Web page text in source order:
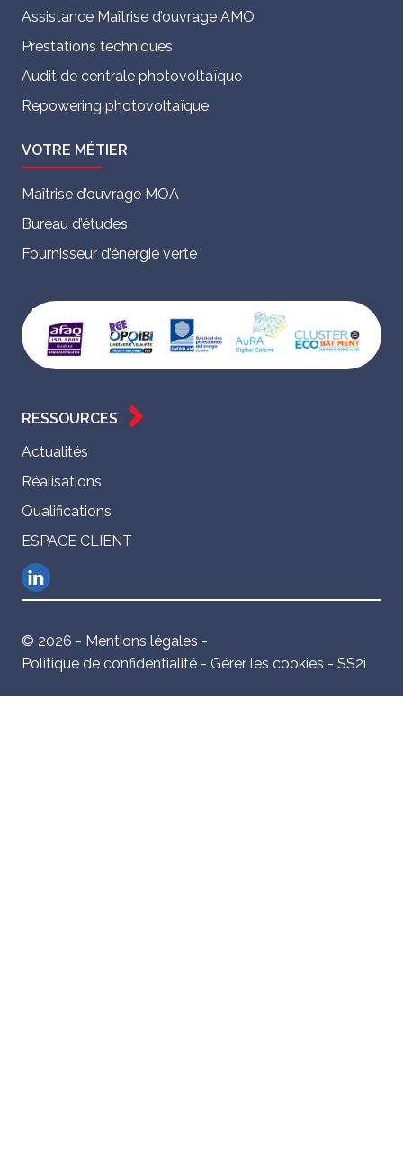
Assistance Maîtrise d’ouvrage AMO
Prestations techniques
Audit de centrale photovoltaïque
Repowering photovoltaïque
VOTRE MÉTIER
Maîtrise d’ouvrage MOA
Bureau d’études
Fournisseur d’énergie verte
RESSOURCES
Actualités
Réalisations
Qualifications
ESPACE CLIENT
© 2026 - Mentions légales -
Politique de confidentialité - Gérer les cookies - SS2i